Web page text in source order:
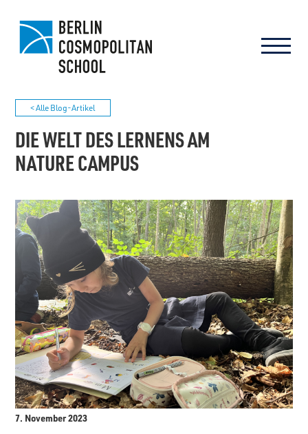
< Alle Blog-Artikel
DIE WELT DES LERNENS AM
NATURE CAMPUS
7. November 2023